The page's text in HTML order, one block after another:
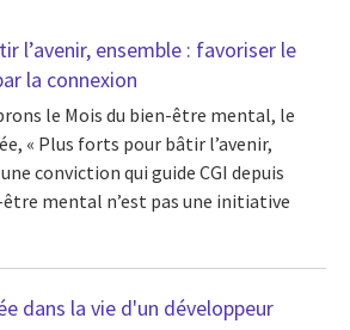
l’avenir, ensemble : favoriser le
la connexion
le Mois du bien-être mental, le
« Plus forts pour bâtir l’avenir,
conviction qui guide CGI depuis
mental n’est pas une initiative
dans la vie d'un développeur